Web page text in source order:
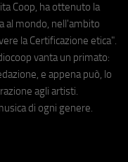
Coop, ha ottenuto la
al mondo, nell'ambito
la Certificazione etica".
vanta un primato:
e appena può, lo
agli artisti.
di ogni genere.